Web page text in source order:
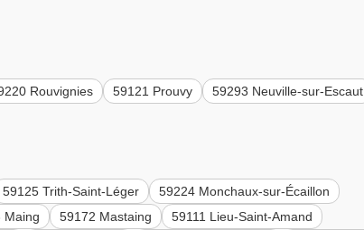
Rouvignies 59121 Prouvy
59293 Neuville-sur-Escaut
59125 Trith-Saint-Léger
59224 Monchaux-sur-Écaillon
Maing 59172 Mastaing
59111 Lieu-Saint-Amand